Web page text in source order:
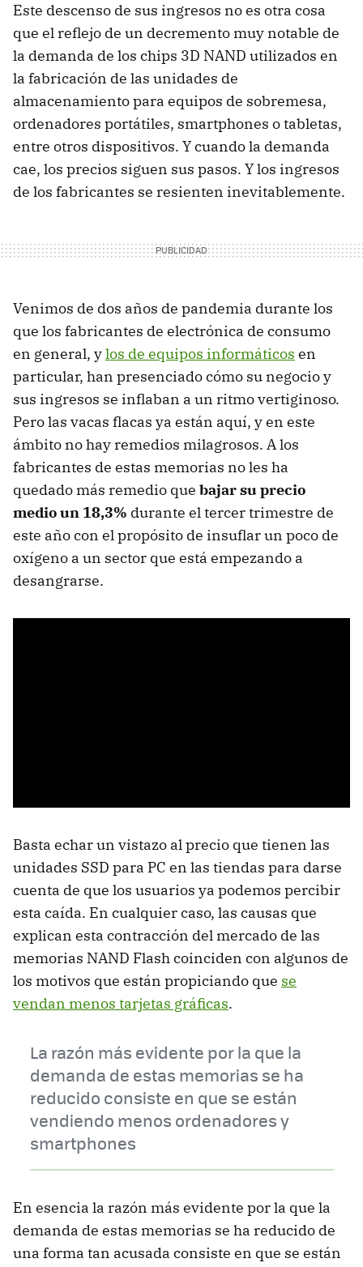
Este descenso de sus ingresos no es otra cosa
que el reflejo de un decremento muy notable de
la demanda de los chips 3D NAND utilizados en
la fabricación de las unidades de
almacenamiento para equipos de sobremesa,
ordenadores portátiles, smartphones o tabletas,
entre otros dispositivos. Y cuando la demanda
cae, los precios siguen sus pasos. Y los ingresos
de los fabricantes se resienten inevitablemente.
Venimos de dos años de pandemia durante los
que los fabricantes de electrónica de consumo
en general, ylos de equipos informáticos en
particular, han presenciado cómo su negocio y
sus ingresos se inflaban a un ritmo vertiginoso.
Pero las vacas flacas ya están aquí, y en este
ámbito no hay remedios milagrosos. A los
fabricantes de estas memorias no les ha
quedado más remedio que bajar su precio
medio un 18,3% durante el tercer trimestre de
este año con el propósito de insuflar un poco de
oxígeno a un sector que está empezando a
desangrarse.
Basta echar un vistazo al precio que tienen las
unidades SSD para PC en las tiendas para darse
cuenta de que los usuarios ya podemos percibir
esta caída. En cualquier caso, las causas que
explican esta contracción del mercado de las
memorias NAND Flash coinciden con algunos de
los motivos que están propiciando que se
vendan menos tarjetas gráficas.
La razón más evidente por la que la
demanda de estas memorias se ha
reducido consiste en que se están
vendiendo menos ordenadores y
smartphones
En esencia la razón más evidente por la que la
demanda de estas memorias se ha reducido de
una forma tan acusada consiste en que se están